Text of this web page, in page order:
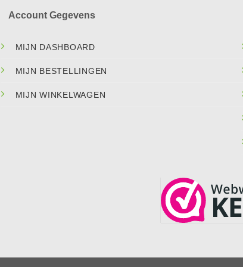
Account Gegevens
MIJN DASHBOARD
MIJN BESTELLINGEN
MIJN WINKELWAGEN